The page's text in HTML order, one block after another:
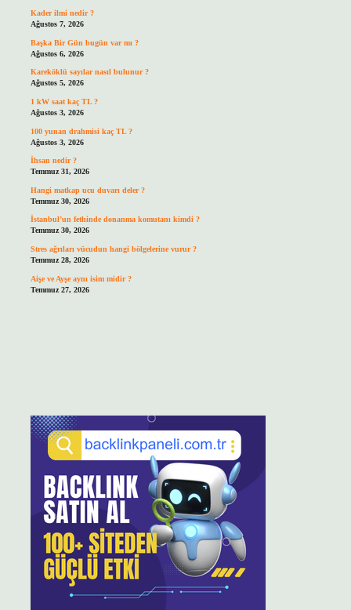
Kader ilmi nedir ?
Ağustos 7, 2026
Başka Bir Gün bugün var mı ?
Ağustos 6, 2026
Kareköklü sayılar nasıl bulunur ?
Ağustos 5, 2026
1 kW saat kaç TL ?
Ağustos 3, 2026
100 yunan drahmisi kaç TL ?
Ağustos 3, 2026
İhsan nedir ?
Temmuz 31, 2026
Hangi matkap ucu duvarı deler ?
Temmuz 30, 2026
İstanbul’un fethinde donanma komutanı kimdi ?
Temmuz 30, 2026
Stres ağrıları vücudun hangi bölgelerine vurur ?
Temmuz 28, 2026
Aişe ve Ayşe aynı isim midir ?
Temmuz 27, 2026